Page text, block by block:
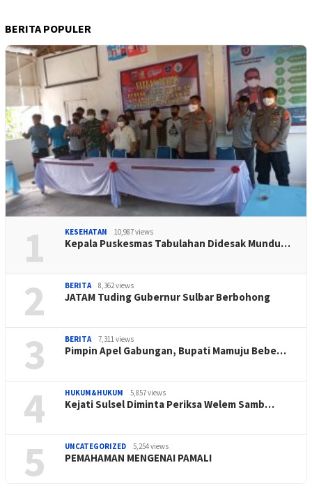
BERITA POPULER
1 KESEHATAN 10,987 views
Kepala Puskesmas Tabulahan Didesak Mundu…
2 BERITA 8,362 views
JATAM Tuding Gubernur Sulbar Berbohong
3 BERITA 7,311 views
Pimpin Apel Gabungan, Bupati Mamuju Bebe…
4 HUKUM&HUKUM 5,857 views
Kejati Sulsel Diminta Periksa Welem Samb…
5 UNCATEGORIZED 5,254 views
PEMAHAMAN MENGENAI PAMALI